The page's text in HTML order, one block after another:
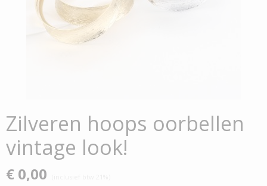
Zilveren hoops oorbellen
vintage look!
€ 0,00